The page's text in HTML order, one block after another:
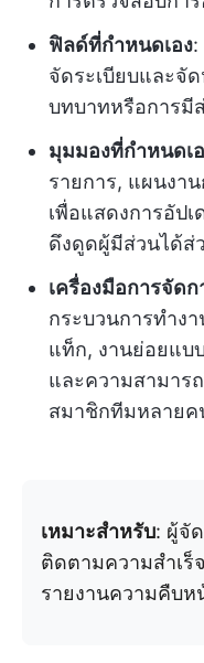
ฟิลด์ที่กำหนดเอง:
จัดระเบียบและจั
บทบาทหรือการมี
มุมมองที่กำหนดเ
รายการ, แผนงา
เพื่อแสดงการอัป
ดึงดูดผู้มีส่วนได้ส่
เครื่องมือการจัดก
กระบวนการทำง
แท็ก, งานย่อยแบ
และความสามาร
สมาชิกทีมหลายค
เหมาะสำหรับ: ผู้จั
ติดตามความสำเร็
รายงานความคืบห